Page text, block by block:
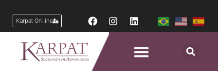
Karpat On-line